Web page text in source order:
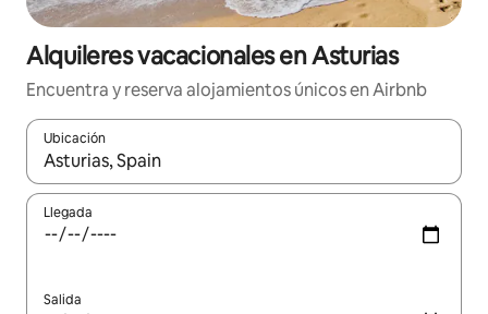
Alquileres vacacionales en Asturias
Encuentra y reserva alojamientos únicos en Airbnb
Ubicación
Cuando los resultados estén disponibles, navega con las
Llegada
Salida